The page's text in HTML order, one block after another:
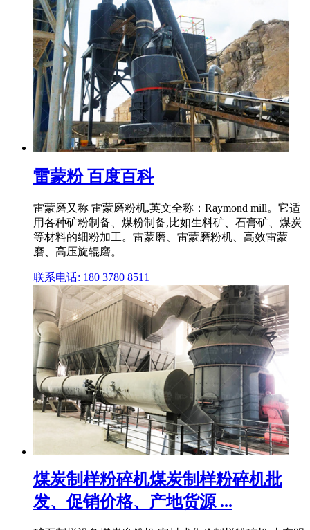
雷蒙粉 百度百科
雷蒙磨又称 雷蒙磨粉机,英文全称：Raymond mill。它适
用各种矿粉制备、煤粉制备,比如生料矿、石膏矿、煤炭
等材料的细粉加工。雷蒙磨、雷蒙磨粉机、高效雷蒙
磨、高压旋辊磨。
联系电话: 180 3780 8511
煤炭制样粉碎机煤炭制样粉碎机批
发、促销价格、产地货源 ...